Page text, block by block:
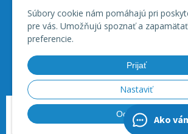
Súbory cookie nám pomáhajú pri
pre vás. Umožňujú spoznať a
preferencie.
Prijať
Nastaviť
Odmietnuť
© 2026 JJ Moto - skútre, štvorkolky, moto
webhosting
Ako